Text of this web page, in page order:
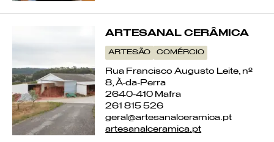
ARTESANAL CERÂMICA
ARTESÃO COMÉRCIO
Rua Francisco Augusto Leite, nº
8, À-da-Perra
2640-410 Mafra
261 815 526
geral@artesanalceramica.pt
artesanalceramica.pt